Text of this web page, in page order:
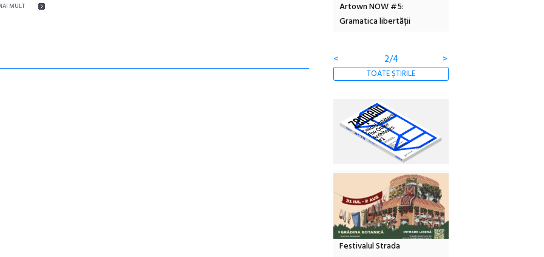
MULT
Artown NOW #5:
Gramatica libertății
< 2/4 >
TOATE ȘTIRILE
Festivalul Strada